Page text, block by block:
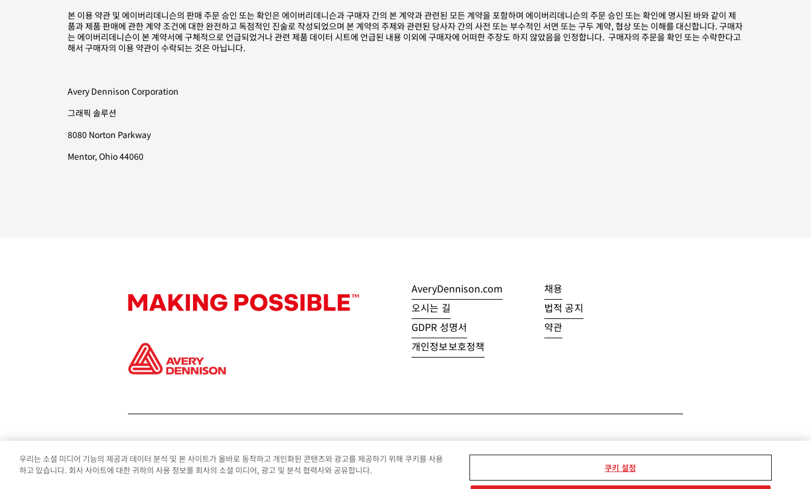
본 이용 약관 및 에이버리데니슨의 판매 주문 승인 또는 확인은 에이버리데니슨과 구매자 간의 본 계약과 관련된 모든 계약을 포함하며 에이버리데니슨의 주문 승인 또는 확인에 명시된 바와 같이 제
품과 제품 판매에 관한 계약 조건에 대한 완전하고 독점적인 진술로 작성되었으며 본 계약의 주제와 관련된 당사자 간의 사전 또는 부수적인 서면 또는 구두 계약, 협상 또는 이해를 대신합니다. 구매자
는 에이버리데니슨이 본 계약서에 구체적으로 언급되었거나 관련 제품 데이터 시트에 언급된 내용 이외에 구매자에 어떠한 주장도 하지 않았음을 인정합니다. 구매자의 주문을 확인 또는 수락한다고
해서 구매자의 이용 약관이 수락되는 것은 아닙니다.
Avery Dennison Corporation
그래픽 솔루션
8080 Norton Parkway
Mentor, Ohio 44060
AveryDennison.com
채용
오시는 길
법적 공지
GDPR 성명서
약관
개인정보보호정책
우리는 소셜 미디어 기능의 제공과 데이터 분석 및 본 사이트가 올바로 동작하고 개인화된 콘텐츠와 광고를 제공하기 위해 쿠키를 사용
하고 있습니다. 회사 사이트에 대한 귀하의 사용 정보를 회사의 소셜 미디어, 광고 및 분석 협력사와 공유합니다.
쿠키 설정